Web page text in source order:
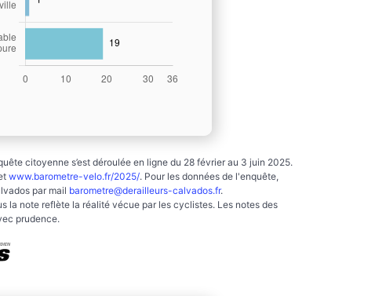
citoyenne s’est déroulée en ligne du 28 février au 3 juin 2025.
www.barometre-velo.fr/2025/. Pour les données de l'enquête,
par mail barometre@derailleurs-calvados.fr.
la note reflète la réalité vécue par les cyclistes. Les notes des
prudence.